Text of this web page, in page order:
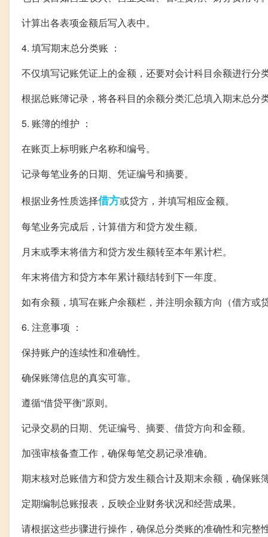
计算出各表项金额后写入表中。
4. 填写期末总分类账 ：
不仅填写记账凭证上的金额，还要对会计科目余额进行分类
根据总账簿记录，将各科目的余额分类汇总填入期末总分类
5. 账簿的维护 ：
在账页上标明账户名称和编号。
记录每笔业务的日期、凭证编号和摘要。
根据业务性质选择借方或贷方，并填写相应金额。
每笔业务完成后，计算借方和贷方发生额。
月末或季末将借方和贷方发生额转至本年累计栏。
年末将借方和贷方本年累计额结转到下一年度。
如有余额，填写在账户余额栏，并注明余额方向（借方或贷
6. 注意事项 ：
保持账户的连续性和准确性。
确保账簿信息的真实可靠。
遵循“借贷平衡”原则。
记录交易的日期、凭证编号、摘要、借贷方向和金额。
加强审核备查工作，确保每笔交易记录准确。
期末核对总账借方和贷方发生额合计及期末余额，确保账簿
定期编制总账报表，反映企业财务状况和经营成果。
请根据这些步骤进行操作，确保总分类账的准确性和完整